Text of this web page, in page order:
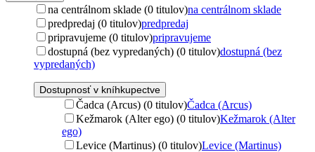
na centrálnom sklade (0 titulov)na centrálnom sklade
predpredaj (0 titulov)predpredaj
pripravujeme (0 titulov)pripravujeme
dostupná (bez vypredaných) (0 titulov)dostupná (bez
vypredaných)
Dostupnosť v kníhkupectve
Čadca (Arcus) (0 titulov)Čadca (Arcus)
Kežmarok (Alter ego) (0 titulov)Kežmarok (Alter
ego)
Levice (Martinus) (0 titulov)Levice (Martinus)